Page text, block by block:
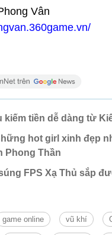
Vân
kiếm tiền dễ dàng từ
hot girl xinh đẹp
Phong Thần
FPS Xạ Thủ sắp
game online vũ khí